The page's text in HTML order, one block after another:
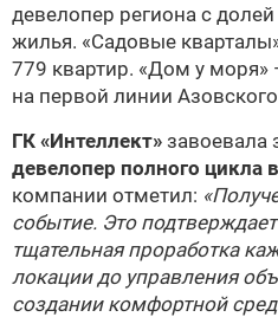
девелопер региона с
жилья. «Садовые
779 квартир. «Дом у
на первой линии
ГК «Интеллект» завоевала
девелопер полного цикла
компании отметил:
событие. Это
тщательная проработка
локации до управления
создании комфортной